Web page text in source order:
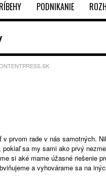
PODNIKANIE
prvom rade v nás samotných.
pokiaľ sa my sami ako prvý
si aké mame úžasné riešenie
a vyhovárame sa na